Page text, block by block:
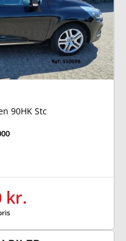
90HK Stc
kr.